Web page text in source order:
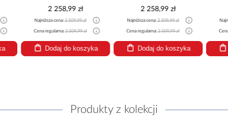
2 258,99 zł
Najniższa cena:2 509,99 zł
Cena regularna:2 509,99 zł
Dodaj do koszyka
2 258,99 zł
Najniższa cena:2 509,99 zł
Cena regularna:2 509,99 zł
Dodaj do koszyka
Najniższa
Cena
Produkty z kolekcji